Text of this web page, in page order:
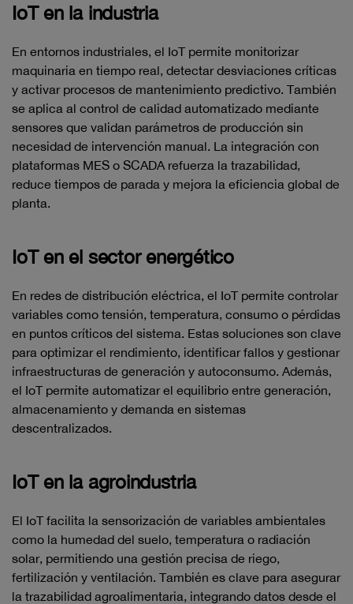
IoT en la industria
En entornos industriales, el IoT permite monitorizar
maquinaria en tiempo real, detectar desviaciones críticas
y activar procesos de mantenimiento predictivo. También
se aplica al control de calidad automatizado mediante
sensores que validan parámetros de producción sin
necesidad de intervención manual. La integración con
plataformas MES o SCADA refuerza la trazabilidad,
reduce tiempos de parada y mejora la eficiencia global de
planta.
IoT en el sector energético
En redes de distribución eléctrica, el IoT permite controlar
variables como tensión, temperatura, consumo o pérdidas
en puntos críticos del sistema. Estas soluciones son clave
para optimizar el rendimiento, identificar fallos y gestionar
infraestructuras de generación y autoconsumo. Además,
el IoT permite automatizar el equilibrio entre generación,
almacenamiento y demanda en sistemas
descentralizados.
IoT en la agroindustria
El IoT facilita la sensorización de variables ambientales
como la humedad del suelo, temperatura o radiación
solar, permitiendo una gestión precisa de riego,
fertilización y ventilación. También es clave para asegurar
la trazabilidad agroalimentaria, integrando datos desde el